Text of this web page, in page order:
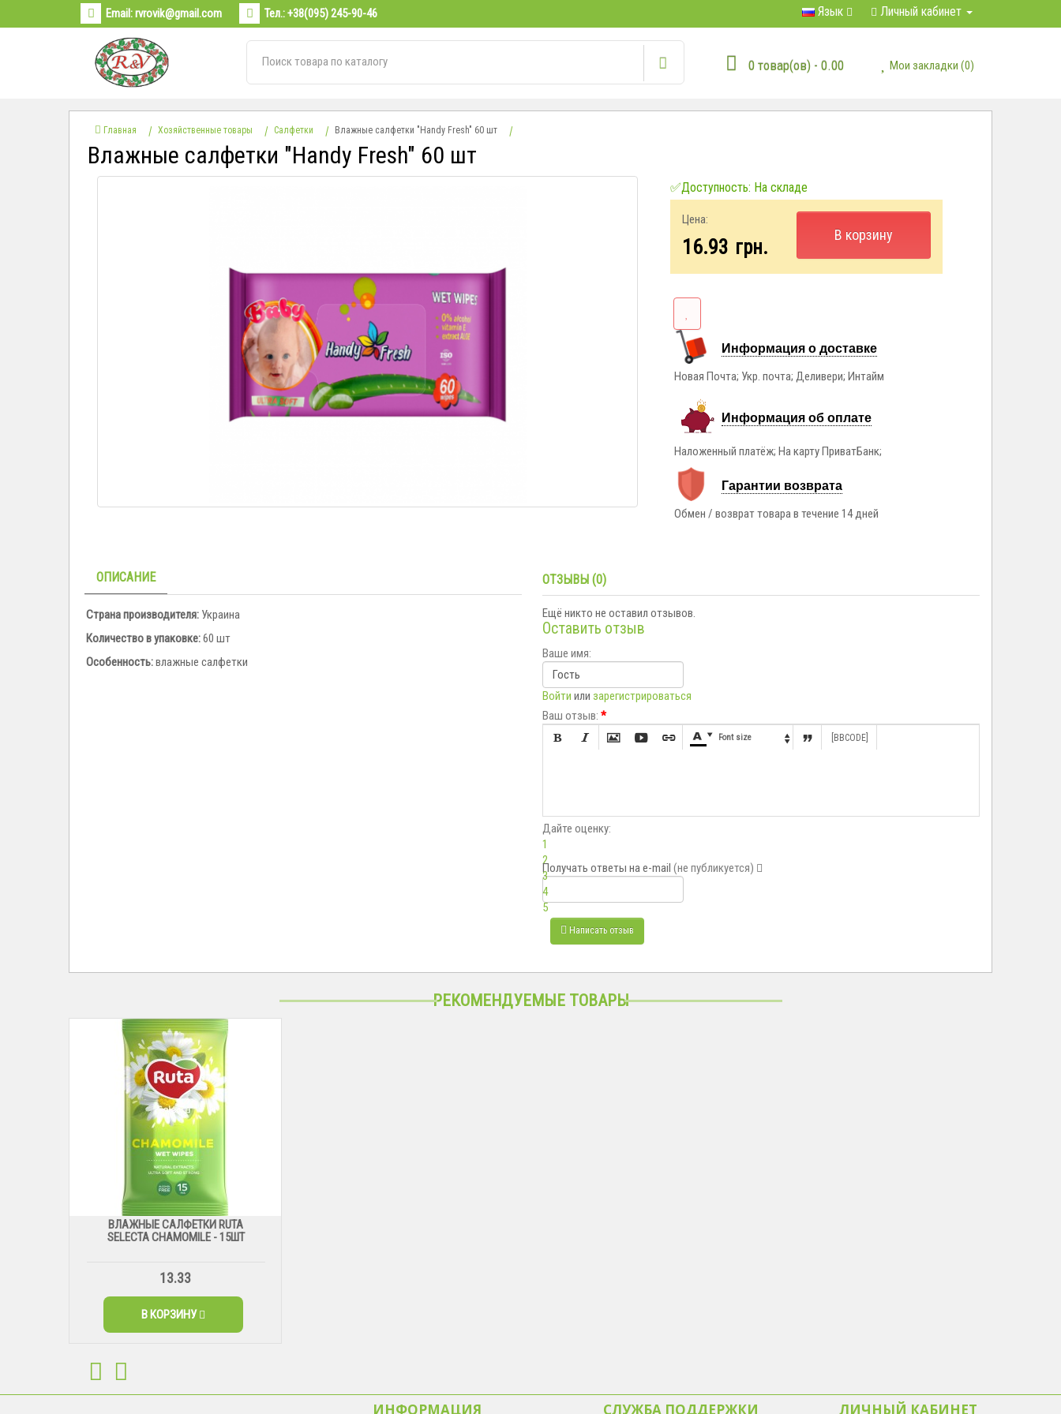
Email:rvrovik@gmail.com Тел.:+38(095) 245-90-46 Язык Личный кабинет
0 товар(ов) - 0.00 Мои закладки (0)
Главная Хозяйственные товары Салфетки Влажные салфетки "Handy Fresh" 60 шт
Влажные салфетки "Handy Fresh" 60 шт
✅Доступность: На складе
Цена:
16.93 грн.
В корзину
Информация о доставке
Новая Почта; Укр. почта; Деливери; Интайм
Информация об оплате
Наложенный платёж; На карту ПриватБанк;
Гарантии возврата
Обмен / возврат товара в течение 14 дней
ОПИСАНИЕ
Страна производителя:Украина
Количество в упаковке:60 шт
Особенность:влажные салфетки
ОТЗЫВЫ (0)
Ещё никто не оставил отзывов.
Оставить отзыв
Ваше имя:
Войти или зарегистрироваться
Ваш отзыв: *

      Font size   [BBCODE]
Дайте оценку:
1
2
3
4
5
Получать ответы на e-mail (не публикуется)
Написать отзыв
РЕКОМЕНДУЕМЫЕ ТОВАРЫ
ВЛАЖНЫЕ САЛФЕТКИ RUTA
SELECTA CHAMOMILE - 15ШТ
13.33
В КОРЗИНУ
ИНФОРМАЦИЯ СЛУЖБА ПОДДЕРЖКИ ЛИЧНЫЙ КАБИНЕТ